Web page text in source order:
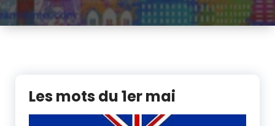
Les mots du 1er mai